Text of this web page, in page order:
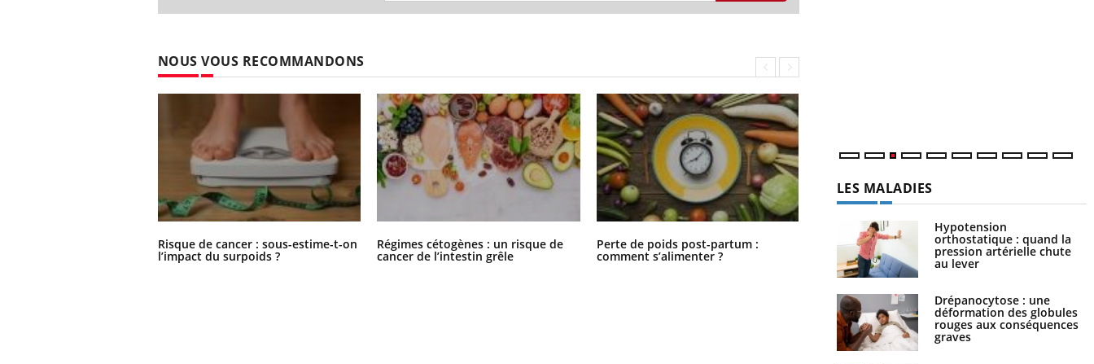
NOUS VOUS RECOMMANDONS
Risque de cancer : sous-estime-t-on
l’impact du surpoids ?
Régimes cétogènes : un risque de
cancer de l’intestin grêle
Perte de poids post-partum :
comment s’alimenter ?
Comment nous percevons le chaud
et le froid : une recherche éclaire le
sujet
LES MALADIES
Hypotension
orthostatique : quand la
pression artérielle chute
au lever
Drépanocytose : une
déformation des globules
rouges aux conséquences
graves